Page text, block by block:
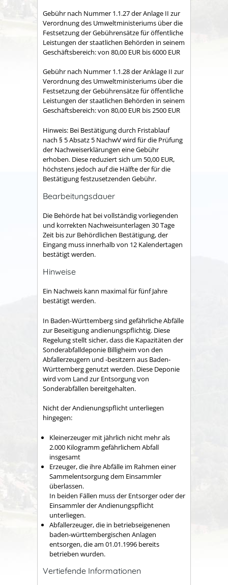
Gebühr nach Nummer 1.1.27 der Anlage II zur
Verordnung des Umweltministeriums über die
Festsetzung der Gebührensätze für öffentliche
Leistungen der staatlichen Behörden in seinem
Geschäftsbereich: von 80,00 EUR bis 6000 EUR
Gebühr nach Nummer 1.1.28 der Anklage II zur
Verordnung des Umweltministeriums über die
Festsetzung der Gebührensätze für öffentliche
Leistungen der staatlichen Behörden in seinem
Geschäftsbereich: von 80,00 EUR bis 2500 EUR
Hinweis: Bei Bestätigung durch Fristablauf
nach § 5 Absatz 5 NachwV wird für die Prüfung
der Nachweiserklärungen eine Gebühr
erhoben. Diese reduziert sich um 50,00 EUR,
höchstens jedoch auf die Hälfte der für die
Bestätigung festzusetzenden Gebühr.
Bearbeitungsdauer
Die Behörde hat bei vollständig vorliegenden
und korrekten Nachweisunterlagen 30 Tage
Zeit bis zur Behördlichen Bestätigung, der
Eingang muss innerhalb von 12 Kalendertagen
bestätigt werden.
Hinweise
Ein Nachweis kann maximal für fünf Jahre
bestätigt werden.
In Baden-Württemberg sind gefährliche Abfälle
zur Beseitigung andienungspflichtig. Diese
Regelung stellt sicher, dass die Kapazitäten der
Sonderabfalldeponie Billigheim von den
Abfallerzeugern und -besitzern aus Baden-
Württemberg genutzt werden. Diese Deponie
wird vom Land zur Entsorgung von
Sonderabfällen bereitgehalten.
Nicht der Andienungspflicht unterliegen
hingegen:
Kleinerzeuger mit jährlich nicht mehr als
2.000 Kilogramm gefährlichem Abfall
insgesamt
Erzeuger, die ihre Abfälle im Rahmen einer
Sammelentsorgung dem Einsammler
überlassen.
In beiden Fällen muss der Entsorger oder der
Einsammler der Andienungspflicht
unterliegen.
Abfallerzeuger, die in betriebseigenenen
baden-württembergischen Anlagen
entsorgen, die am 01.01.1996 bereits
betrieben wurden.
Vertiefende Informationen